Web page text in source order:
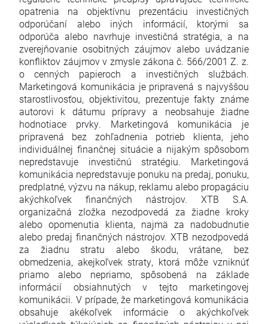
opatrenia na objektívnu prezentáciu investičných
odporúčaní alebo iných informácií, ktorými sa
odporúča alebo navrhuje investičná stratégia, a na
zverejňovanie osobitných záujmov alebo uvádzanie
konfliktov záujmov v zmysle zákona č. 566/2001 Z. z.
o cenných papieroch a investičných službách.
Marketingová komunikácia je pripravená s najvyššou
starostlivosťou, objektivitou, prezentuje fakty známe
autorovi k dátumu prípravy a neobsahuje žiadne
hodnotiace prvky. Marketingová komunikácia je
pripravená bez zohľadnenia potrieb klienta, jeho
individuálnej finančnej situácie a nijakým spôsobom
nepredstavuje investičnú stratégiu. Marketingová
komunikácia nepredstavuje ponuku na predaj, ponuku,
predplatné, výzvu na nákup, reklamu alebo propagáciu
akýchkoľvek finančných nástrojov. XTB S.A.
organizačná zložka nezodpovedá za žiadne kroky
alebo opomenutia klienta, najmä za nadobudnutie
alebo predaj finančných nástrojov. XTB nezodpovedá
za žiadnu stratu alebo škodu, vrátane, bez
obmedzenia, akejkoľvek straty, ktorá môže vzniknúť
priamo alebo nepriamo, spôsobená na základe
informácií obsiahnutých v tejto marketingovej
komunikácii. V prípade, že marketingová komunikácia
obsahuje akékoľvek informácie o akýchkoľvek